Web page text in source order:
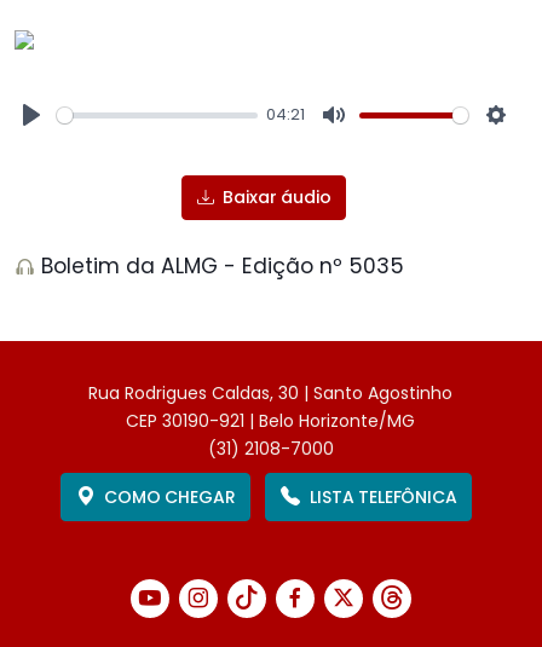
04:21
Baixar áudio
Boletim da ALMG - Edição nº 5035
Rua Rodrigues Caldas, 30 | Santo Agostinho
CEP 30190-921 | Belo Horizonte/MG
(31) 2108-7000
COMO CHEGAR
LISTA TELEFÔNICA